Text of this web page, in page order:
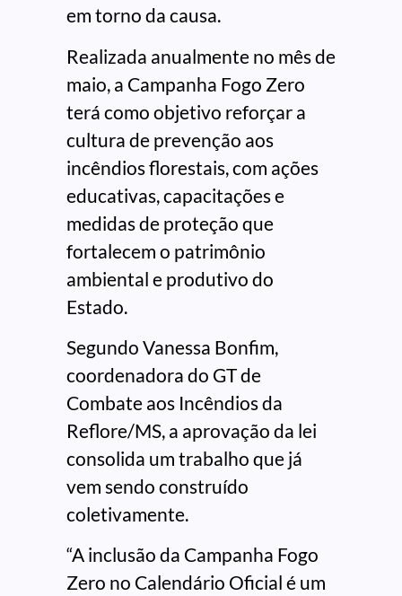
em torno da causa.
Realizada anualmente no mês de
maio, a Campanha Fogo Zero
terá como objetivo reforçar a
cultura de prevenção aos
incêndios florestais, com ações
educativas, capacitações e
medidas de proteção que
fortalecem o patrimônio
ambiental e produtivo do
Estado.
Segundo Vanessa Bonfim,
coordenadora do GT de
Combate aos Incêndios da
Reflore/MS, a aprovação da lei
consolida um trabalho que já
vem sendo construído
coletivamente.
“A inclusão da Campanha Fogo
Zero no Calendário Oficial é um